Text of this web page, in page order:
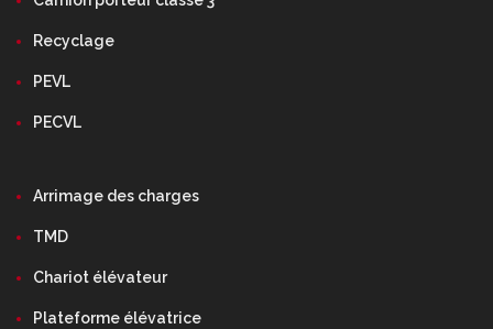
Recyclage
PEVL
PECVL
Arrimage des charges
TMD
Chariot élévateur
Plateforme élévatrice